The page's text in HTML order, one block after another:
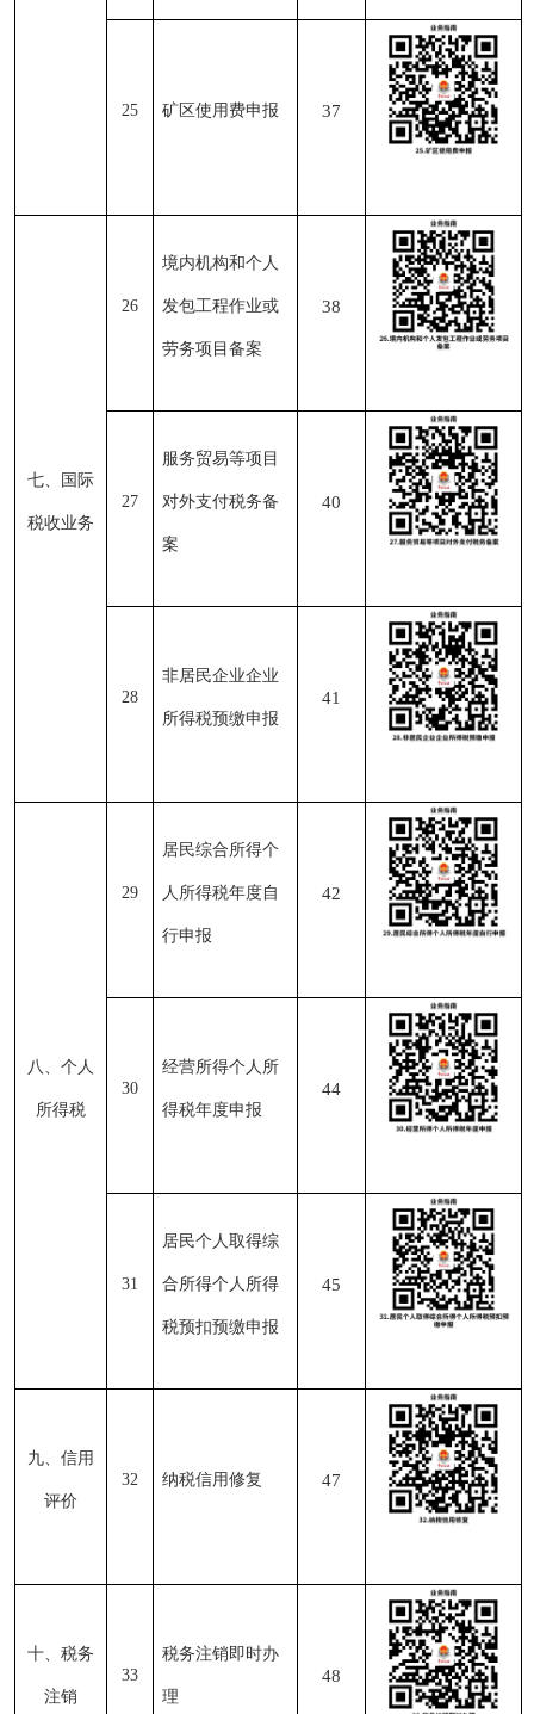
25 矿区使用费申报 37
七、国际
税收业务
26
境内机构和个人
发包工程作业或
劳务项目备案
38
27
服务贸易等项目
对外支付税务备
案
40
28
非居民企业企业
所得税预缴申报
41
八、个人
所得税
29
居民综合所得个
人所得税年度自
行申报
42
30
经营所得个人所
得税年度申报
44
31
居民个人取得综
合所得个人所得
税预扣预缴申报
45
九、信用
评价
32 纳税信用修复 47
十、税务
注销
33
税务注销即时办
理
48